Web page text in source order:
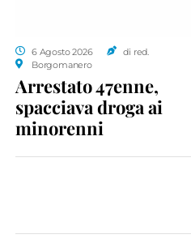
6 Agosto 2026
di red.
Borgomanero
Arrestato 47enne,
spacciava droga ai
minorenni